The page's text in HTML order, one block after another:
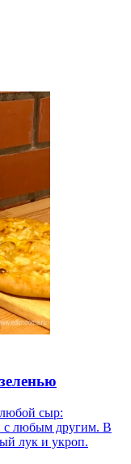
сыр:
с любым другим. В
лук и укроп.